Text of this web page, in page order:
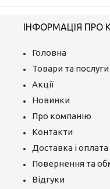
ІНФОРМАЦІЯ ПРО
Головна
Товари та послуги
Акції
Новинки
Про компанію
Контакти
Доставка і оплата
Повернення та
Відгуки